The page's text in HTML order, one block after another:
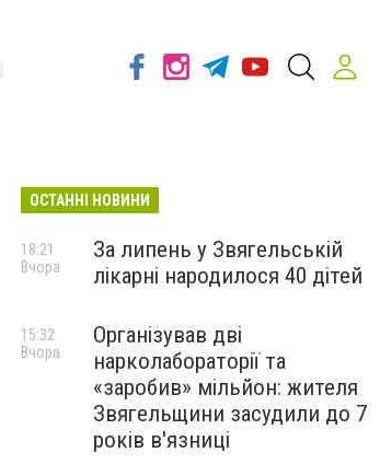
ОСТАННІ НОВИНИ
За липень у Звягельській
лікарні народилося 40 дітей
18:21
Вчора
Організував дві
нарколабораторії та
«заробив» мільйон: жителя
Звягельщини засудили до 7
років в'язниці
15:32
Вчора